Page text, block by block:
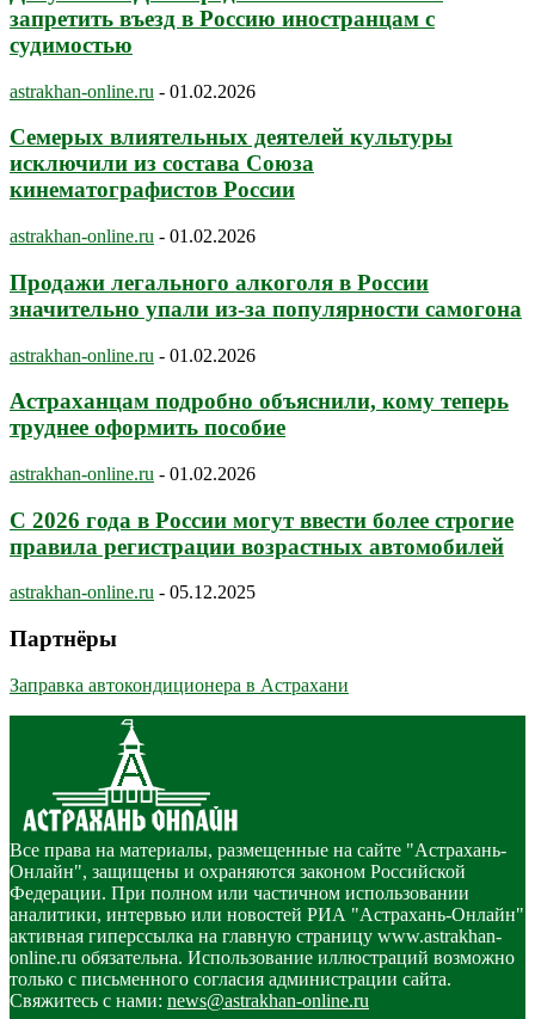
запретить въезд в Россию иностранцам с
судимостью
astrakhan-online.ru - 01.02.2026
Семерых влиятельных деятелей культуры
исключили из состава Союза
кинематографистов России
astrakhan-online.ru - 01.02.2026
Продажи легального алкоголя в России
значительно упали из-за популярности самогона
astrakhan-online.ru - 01.02.2026
Астраханцам подробно объяснили, кому теперь
труднее оформить пособие
astrakhan-online.ru - 01.02.2026
С 2026 года в России могут ввести более строгие
правила регистрации возрастных автомобилей
astrakhan-online.ru - 05.12.2025
Партнёры
Заправка автокондиционера в Астрахани
Все права на материалы, размещенные на сайте "Астрахань-
Онлайн", защищены и охраняются законом Российской
Федерации. При полном или частичном использовании
аналитики, интервью или новостей РИА "Астрахань-Онлайн"
активная гиперссылка на главную страницу www.astrakhan-
online.ru обязательна. Использование иллюстраций возможно
только с письменного согласия администрации сайта.
Свяжитесь с нами: news@astrakhan-online.ru